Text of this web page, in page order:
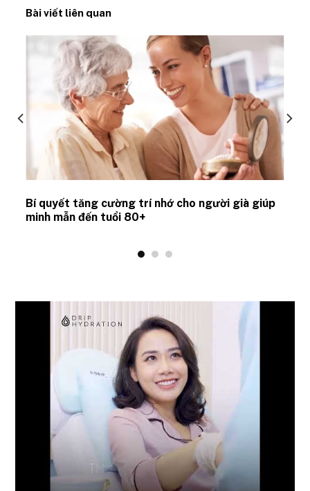
Bài viết liên quan
Bí quyết tăng cường trí nhớ cho người già giúp
minh mẫn đến tuổi 80+